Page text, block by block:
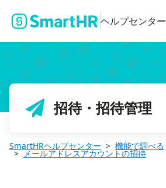
ヘルプセンター
招待・招待管理
SmartHRヘルプセンター 機能で調べる
メールアドレスアカウントの招待